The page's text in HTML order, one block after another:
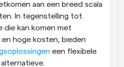
aan een breed scala
In tegenstelling tot
kan komen met
een flexibele